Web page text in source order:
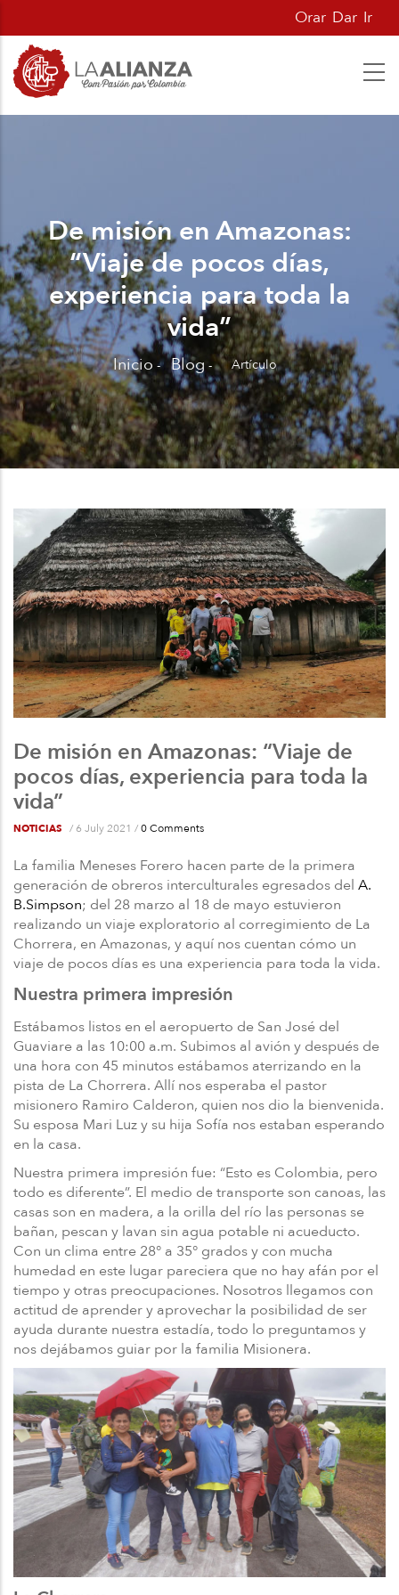
al
contenido
principal
Orar Dar Ir
De misión en Amazonas:
“Viaje de pocos días,
experiencia para toda la
vida”
Sobrescribir
enlaces
de
ayuda
la
navegación
Inicio - Blog - Artículo
De misión en Amazonas: “Viaje de
pocos días, experiencia para toda la
vida”
NOTICIAS /6 July 2021 /0 Comments
La familia Meneses Forero hacen parte de la primera
generación de obreros interculturales egresados del A.
B.Simpson; del 28 marzo al 18 de mayo estuvieron
realizando un viaje exploratorio al corregimiento de La
Chorrera, en Amazonas, y aquí nos cuentan cómo un
viaje de pocos días es una experiencia para toda la vida.
Nuestra primera impresión
Estábamos listos en el aeropuerto de San José del
Guaviare a las 10:00 a.m. Subimos al avión y después de
una hora con 45 minutos estábamos aterrizando en la
pista de La Chorrera. Allí nos esperaba el pastor
misionero Ramiro Calderon, quien nos dio la bienvenida.
Su esposa Mari Luz y su hija Sofía nos estaban esperando
en la casa.
Nuestra primera impresión fue: “Esto es Colombia, pero
todo es diferente”. El medio de transporte son canoas, las
casas son en madera, a la orilla del río las personas se
bañan, pescan y lavan sin agua potable ni acueducto.
Con un clima entre 28° a 35° grados y con mucha
humedad en este lugar pareciera que no hay afán por el
tiempo y otras preocupaciones. Nosotros llegamos con
actitud de aprender y aprovechar la posibilidad de ser
ayuda durante nuestra estadía, todo lo preguntamos y
nos dejábamos guiar por la familia Misionera.